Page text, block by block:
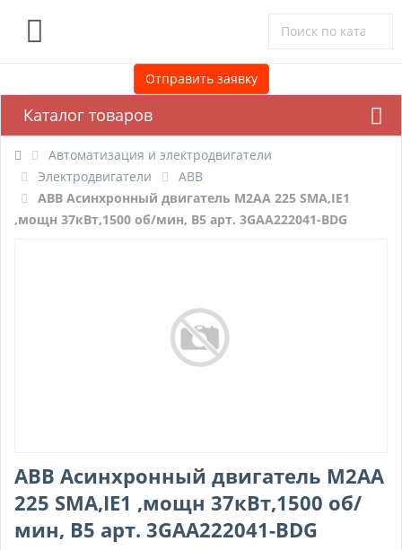
Отправить заявку
Каталог товаров
Автоматизация и электродвигатели
Электродвигатели
ABB
ABB Асинхронный двигатель M2AA 225 SMA,IE1
,мощн 37кВт,1500 об/мин, B5 арт. 3GAA222041-BDG
ABB Асинхронный двигатель M2AA
225 SMA,IE1 ,мощн 37кВт,1500 об/
мин, B5 арт. 3GAA222041-BDG